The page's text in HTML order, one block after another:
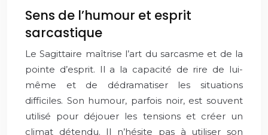
Sens de l’humour et esprit
sarcastique
Le Sagittaire maîtrise l’art du sarcasme et de la
pointe d’esprit. Il a la capacité de rire de lui-
même et de dédramatiser les situations
difficiles. Son humour, parfois noir, est souvent
utilisé pour déjouer les tensions et créer un
climat détendu. Il n’hésite pas à utiliser son